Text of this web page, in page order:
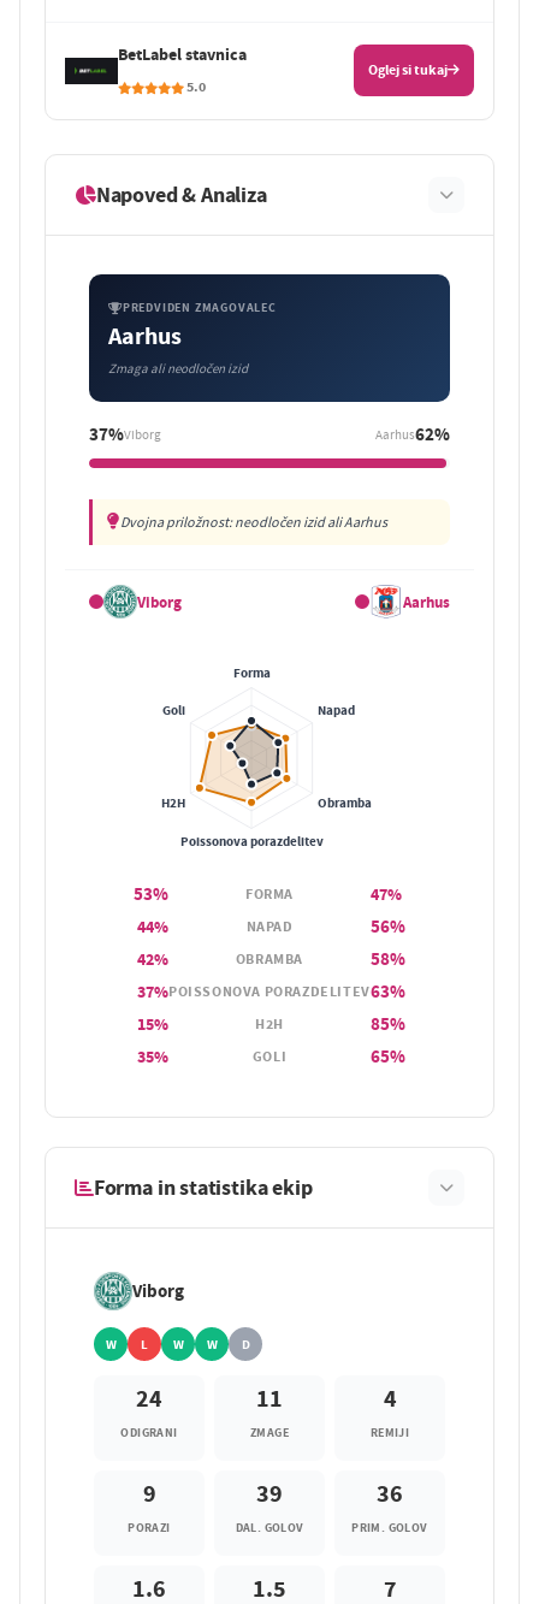
BetLabel stavnica
5.0
Oglej si tukaj
Napoved & Analiza
PREDVIDEN ZMAGOVALEC
Aarhus
Zmaga ali neodločen izid
37%Viborg Aarhus62%
Dvojna priložnost: neodločen izid ali Aarhus
Viborg Aarhus
53% FORMA
47%
44%
NAPAD 56%
42% OBRAMBA 58%
37%POISSONOVA PORAZDELITEV63%
15% H2H 85%
35% GOLI 65%
Forma in statistika ekip
Viborg
W L W W D
24
ODIGRANI
11
ZMAGE
4
REMIJI
9
PORAZI
39
DAL. GOLOV
36
PRIM. GOLOV
1.6 1.5 7